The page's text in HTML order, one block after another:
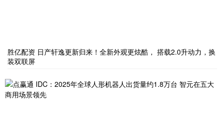
胜亿配资 日产轩逸更新归来！全新外观更炫酷， 搭载2.0升动力，换
装双联屏